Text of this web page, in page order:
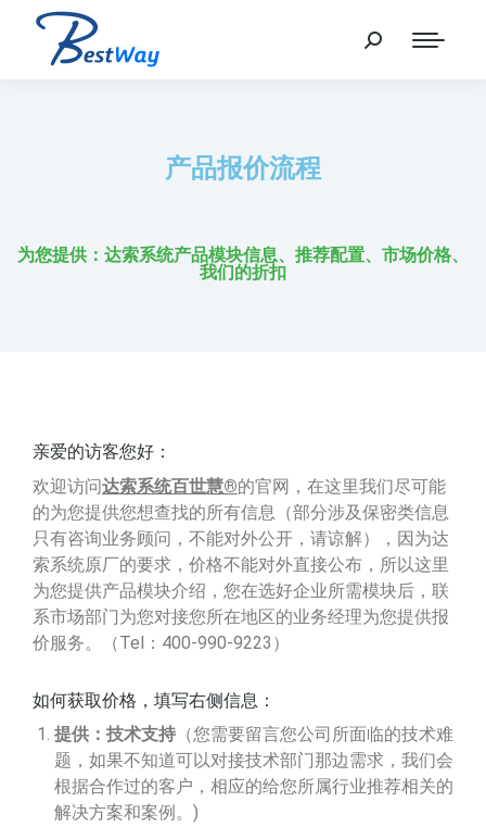
产品报价流程
为您提供：达索系统产品模块信息、推荐配置、市场价格、
我们的折扣
亲爱的访客您好：
欢迎访问达索系统百世慧®的官网，在这里我们尽可能
的为您提供您想查找的所有信息（部分涉及保密类信息
只有咨询业务顾问，不能对外公开，请谅解），因为达
索系统原厂的要求，价格不能对外直接公布，所以这里
为您提供产品模块介绍，您在选好企业所需模块后，联
系市场部门为您对接您所在地区的业务经理为您提供报
价服务。（Tel：400-990-9223）
如何获取价格，填写右侧信息：
提供：技术支持 （您需要留言您公司所面临的技术难
题，如果不知道可以对接技术部门那边需求，我们会
根据合作过的客户，相应的给您所属行业推荐相关的
解决方案和案例。)